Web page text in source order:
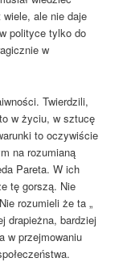
ale nie daje
polityce tylko do
w
Twierdzili,
w życiu, w sztucę
to oczywiście
na rozumianą
Pareta. W ich
tę gorszą. Nie
rozumieli że ta „
drapieżna, bardziej
w przejmowaniu